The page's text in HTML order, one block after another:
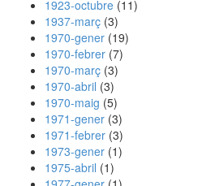
1923-octubre (11)
1937-març (3)
1970-gener (19)
1970-febrer (7)
1970-març (3)
1970-abril (3)
1970-maig (5)
1971-gener (3)
1971-febrer (3)
1973-gener (1)
1975-abril (1)